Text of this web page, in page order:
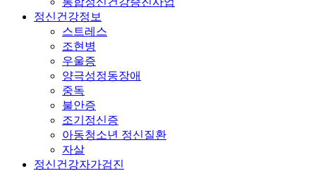
정신건강정보
스트레스
조현병
우울증
양극성정동장애
중독
불안증
조기정신증
아동청소년 정신질환
자살
정신건강자가검진